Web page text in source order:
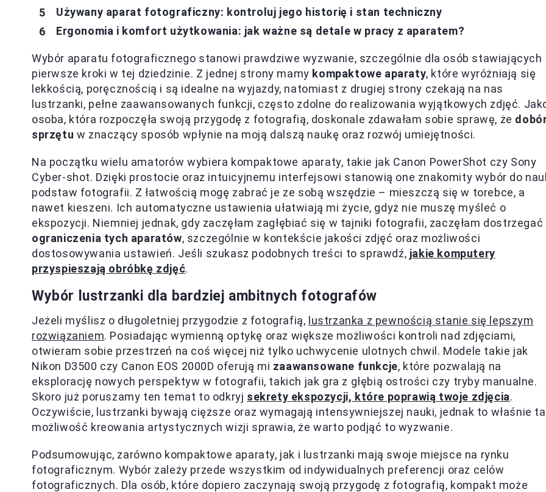
Używany aparat fotograficzny: kontroluj jego historię i stan techniczny
Ergonomia i komfort użytkowania: jak ważne są detale w pracy z aparatem?
Wybór aparatu fotograficznego stanowi prawdziwe wyzwanie, szczególnie dla osób stawiających
pierwsze kroki w tej dziedzinie. Z jednej strony mamy kompaktowe aparaty, które wyróżniają się
lekkością, poręcznością i są idealne na wyjazdy, natomiast z drugiej strony czekają na nas
lustrzanki, pełne zaawansowanych funkcji, często zdolne do realizowania wyjątkowych zdjęć.
osoba, która rozpoczęła swoją przygodę z fotografią, doskonale zdawałam sobie sprawę, że
sprzętu w znaczący sposób wpłynie na moją dalszą naukę oraz rozwój umiejętności.
Na początku wielu amatorów wybiera kompaktowe aparaty, takie jak Canon PowerShot czy Sony
Cyber-shot. Dzięki prostocie oraz intuicyjnemu interfejsowi stanowią one znakomity wybór do
podstaw fotografii. Z łatwością mogę zabrać je ze sobą wszędzie – mieszczą się w torebce, a
nawet kieszeni. Ich automatyczne ustawienia ułatwiają mi życie, gdyż nie muszę myśleć o
ekspozycji. Niemniej jednak, gdy zaczęłam zagłębiać się w tajniki fotografii, zaczęłam dostrzegać
ograniczenia tych aparatów, szczególnie w kontekście jakości zdjęć oraz możliwości
dostosowywania ustawień. Jeśli szukasz podobnych treści to sprawdź, jakie komputery
przyspieszają obróbkę zdjęć.
Wybór lustrzanki dla bardziej ambitnych fotografów
Jeżeli myślisz o długoletniej przygodzie z fotografią, lustrzanka z pewnością stanie się lepszym
rozwiązaniem. Posiadając wymienną optykę oraz większe możliwości kontroli nad zdjęciami,
otwieram sobie przestrzeń na coś więcej niż tylko uchwycenie ulotnych chwil. Modele takie jak
Nikon D3500 czy Canon EOS 2000D oferują mi zaawansowane funkcje, które pozwalają na
eksplorację nowych perspektyw w fotografii, takich jak gra z głębią ostrości czy tryby manualne.
Skoro już poruszamy ten temat to odkryj sekrety ekspozycji, które poprawią twoje zdjęcia.
Oczywiście, lustrzanki bywają cięższe oraz wymagają intensywniejszej nauki, jednak to właśnie ta
możliwość kreowania artystycznych wizji sprawia, że warto podjąć to wyzwanie.
Podsumowując, zarówno kompaktowe aparaty, jak i lustrzanki mają swoje miejsce na rynku
fotograficznym. Wybór zależy przede wszystkim od indywidualnych preferencji oraz celów
fotograficznych. Dla osób, które dopiero zaczynają swoją przygodę z fotografią, kompakt może